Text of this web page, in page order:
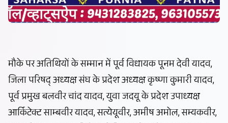
मौके पर अतिथियों के सम्मान में पूर्व विधायक पूनम देवी यादव,
जिला परिषद् अध्यक्ष संघ के प्रदेश अध्यक्ष कृष्णा कुमारी यादव,
पूर्व प्रमुख बलवीर चांद यादव, युवा जदयू के प्रदेश उपाध्यक्ष
आर्किटेक्ट साम्बवीर यादव, सत्येयूवीर, अमीष अमोल, सम्यकवीर,